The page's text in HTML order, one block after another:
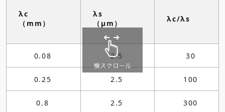
λc
（mm）
λs
（μm）
λc/λs
0.08 2.5 30
0.25 2.5 100
0.8 2.5 300